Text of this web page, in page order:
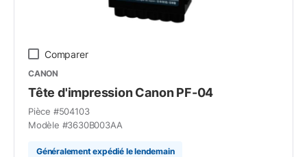
Comparer
CANON
Tête d'impression Canon PF-04
Pièce #504103
Modèle #3630B003AA
Généralement expédié le lendemain